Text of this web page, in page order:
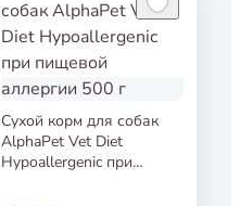
Сухой корм для собак
AlphaPet Vet Diet
Hypoallergenic при